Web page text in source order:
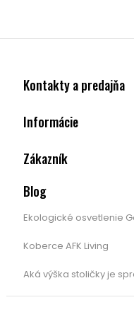
Kontakty a predajňa
Informácie
Zákazník
Blog
Ekologické osvetlenie
Koberce AFK Living
Aká výška stoličky je